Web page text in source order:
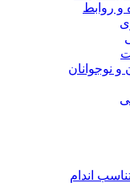
و روابط
نوجوانان
اندام